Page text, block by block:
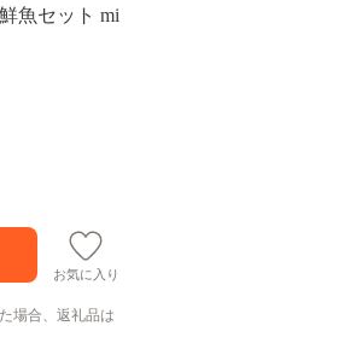
魚セット mi
お気に入り
場合、返礼品は